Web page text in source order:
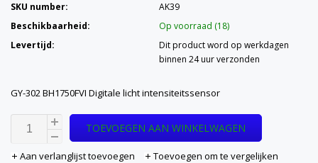
SKU number:
AK39
Beschikbaarheid:
Op voorraad (18)
Levertijd:
Dit product word op werkdagen
binnen 24 uur verzonden
GY-302 BH1750FVI Digitale licht intensiteitssensor
TOEVOEGEN AAN WINKELWAGEN
Aan verlanglijst toevoegen Toevoegen om te vergelijken